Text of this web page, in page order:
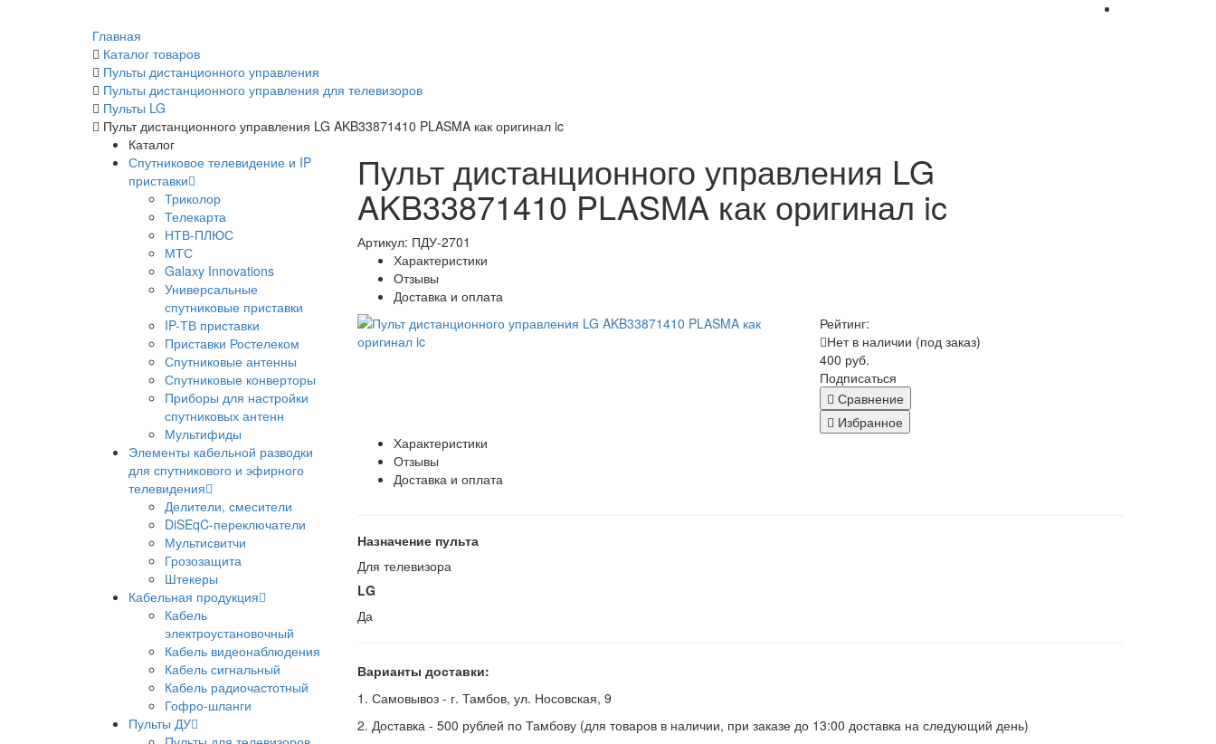
Главная
Каталог товаров
Пульты дистанционного управления
Пульты дистанционного управления для телевизоров
Пульты LG
Пульт дистанционного управления LG AKB33871410 PLASMA как оригинал ic
Каталог
Спутниковое телевидение и IP
приставки
Триколор
Телекарта
НТВ-ПЛЮС
МТС
Galaxy Innovations
Универсальные
спутниковые приставки
IP-ТВ приставки
Приставки Ростелеком
Спутниковые антенны
Спутниковые конверторы
Приборы для настройки
спутниковых антенн
Мультифиды
Элементы кабельной разводки
для спутникового и эфирного
телевидения
Делители, смесители
DiSEqC-переключатели
Мультисвитчи
Грозозащита
Штекеры
Кабельная продукция
Кабель
электроустановочный
Кабель видеонаблюдения
Кабель сигнальный
Кабель радиочастотный
Гофро-шланги
Пульты ДУ
Пульт дистанционного управления LG
AKB33871410 PLASMA как оригинал ic
Артикул: ПДУ-2701
Характеристики
Отзывы
Доставка и оплата
Рейтинг:
Нет в наличии (под заказ)
400 руб.
Подписаться
Сравнение
Избранное
Характеристики
Отзывы
Доставка и оплата
Назначение пульта
Для телевизора
LG
Да
Варианты доставки:
1. Самовывоз - г. Тамбов, ул. Носовская, 9
2. Доставка - 500 рублей по Тамбову (для товаров в наличии, при заказе до 13:00 доставка на следующий день)